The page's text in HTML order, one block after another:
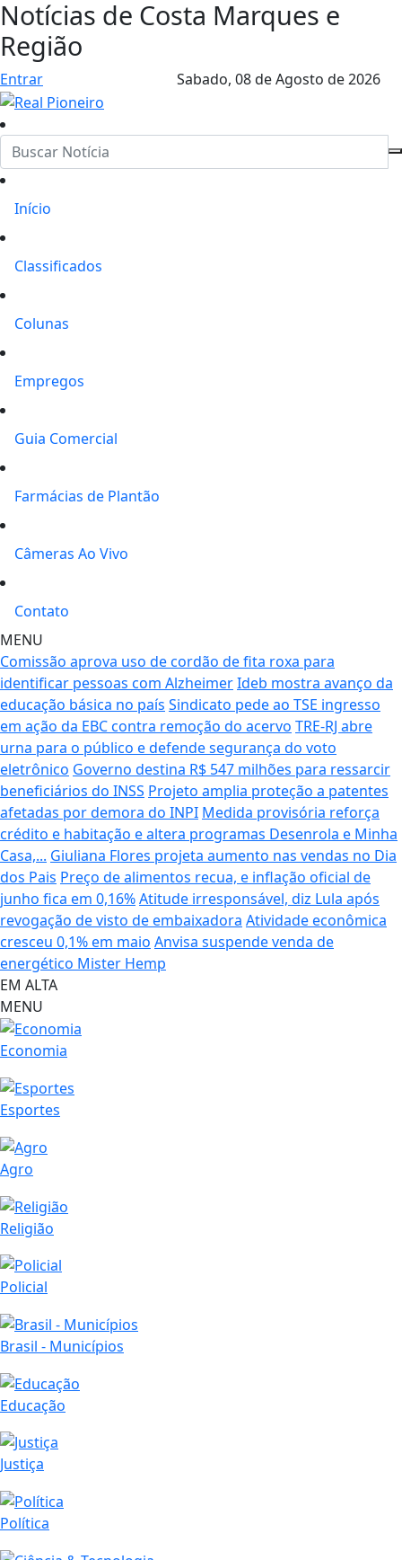
Notícias de Costa Marques e
Região
Entrar Sabado, 08 de Agosto de 2026
Início
Classificados
Colunas
Empregos
Guia Comercial
Farmácias de Plantão
Câmeras Ao Vivo
Contato
MENU
Comissão aprova uso de cordão de fita roxa para
identificar pessoas com AlzheimerIdeb mostra avanço da
educação básica no país Sindicato pede ao TSE ingresso
em ação da EBC contra remoção do acervo TRE-RJ abre
urna para o público e defende segurança do voto
eletrônico Governo destina R$ 547 milhões para ressarcir
beneficiários do INSS Projeto amplia proteção a patentes
afetadas por demora do INPI Medida provisória reforça
crédito e habitação e altera programas Desenrola e Minha
Casa,... Giuliana Flores projeta aumento nas vendas no Dia
dos Pais Preço de alimentos recua, e inflação oficial de
junho fica em 0,16%Atitude irresponsável, diz Lula após
revogação de visto de embaixadora Atividade econômica
cresceu 0,1% em maio Anvisa suspende venda de
energético Mister Hemp
EM ALTA
MENU
Economia
Esportes
Agro
Religião
Policial
Brasil - Municípios
Educação
Justiça
Política